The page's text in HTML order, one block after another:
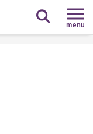
menu